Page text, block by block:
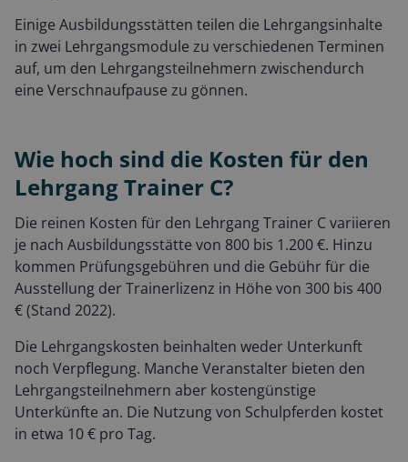
Einige Ausbildungsstätten teilen die Lehrgangsinhalte
in zwei Lehrgangsmodule zu verschiedenen Terminen
auf, um den Lehrgangsteilnehmern zwischendurch
eine Verschnaufpause zu gönnen.
Wie hoch sind die Kosten für den
Lehrgang Trainer C?
Die reinen Kosten für den Lehrgang Trainer C variieren
je nach Ausbildungsstätte von 800 bis 1.200 €. Hinzu
kommen Prüfungsgebühren und die Gebühr für die
Ausstellung der Trainerlizenz in Höhe von 300 bis 400
€ (Stand 2022).
Die Lehrgangskosten beinhalten weder Unterkunft
noch Verpflegung. Manche Veranstalter bieten den
Lehrgangsteilnehmern aber kostengünstige
Unterkünfte an. Die Nutzung von Schulpferden kostet
in etwa 10 € pro Tag.